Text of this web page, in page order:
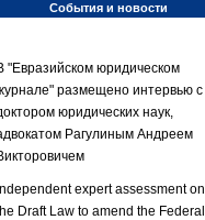
События и новости
"Евразийском юридическом
размещено интервью с
юридических наук,
Рагулиным Андреем
Independent expert assessment on
Draft Law to amend the Federal